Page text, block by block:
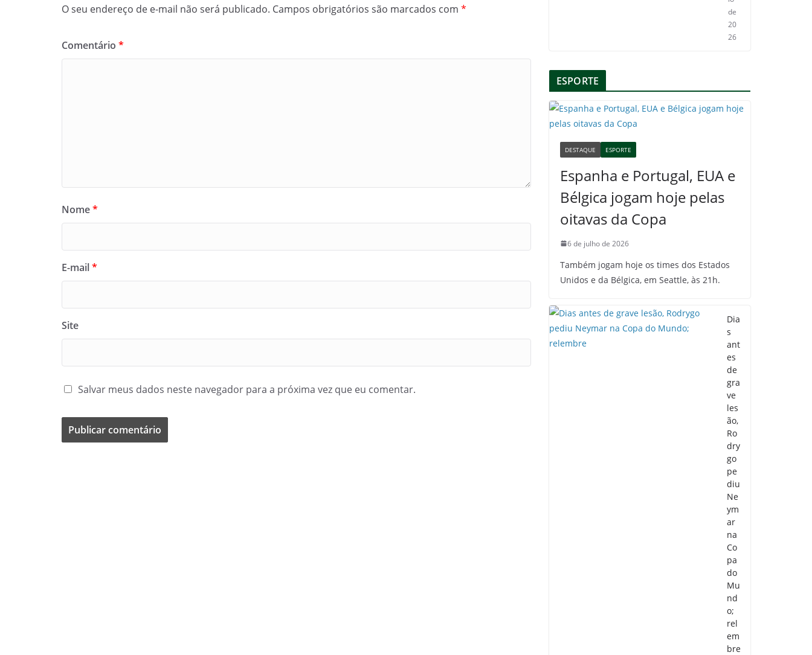
O seu endereço de e-mail não será publicado. Campos obrigatórios são marcados com *
Comentário *
Nome*
E-mail*
Site
Salvar meus dados neste navegador para a próxima vez que eu comentar.
de
20
26
ESPORTE
DESTAQUE ESPORTE
Espanha e Portugal, EUA e
Bélgica jogam hoje pelas
oitavas da Copa
6 de julho de 2026
Também jogam hoje os times dos Estados
Unidos e da Bélgica, em Seattle, às 21h.
Dia
s
ant
es
de
gra
ve
les
ão,
Ro
dry
go
pe
diu
Ne
ym
ar
na
Co
pa
do
Mu
nd
o;
rel
em
bre